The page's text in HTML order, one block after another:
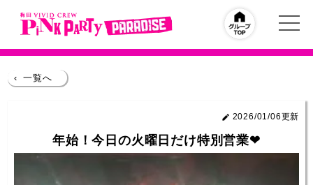
‹ 一覧へ
2026/01/06更新
年始！今日の火曜日だけ特別営業❤